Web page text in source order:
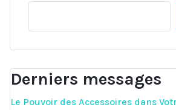
Derniers messages
Le Pouvoir des Accessoires dans